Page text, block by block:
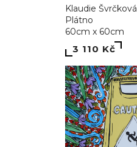
Klaudie Švrčková
Plátno
60cm x 60cm
3 110 Kč